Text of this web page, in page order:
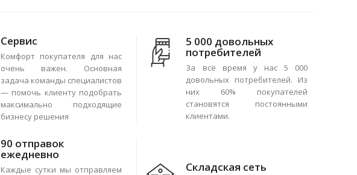
Сервис
Комфорт покупателя для нас
очень важен. Основная
задача команды специалистов
— помочь клиенту подобрать
максимально подходящие
бизнесу решения
5 000 довольных
потребителей
За всё время у нас 5 000
довольных потребителей. Из
них 60% покупателей
становятся постоянными
клиентами.
90 отправок
ежедневно
Каждые сутки мы отправляем
Складская сеть